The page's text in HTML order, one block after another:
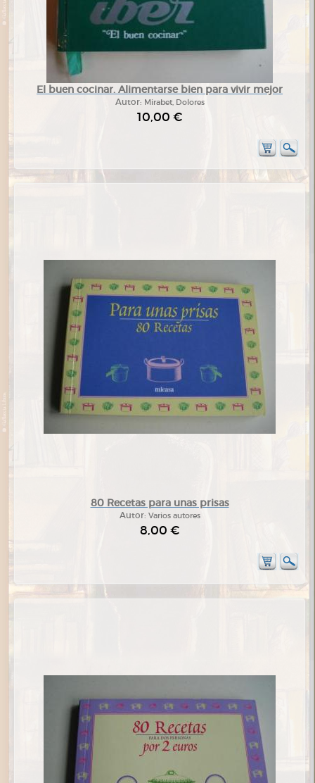
El buen cocinar. Alimentarse bien para vivir mejor
Autor: Mirabet, Dolores
10,00 €
80 Recetas para unas prisas
Autor: Varios autores
8,00 €